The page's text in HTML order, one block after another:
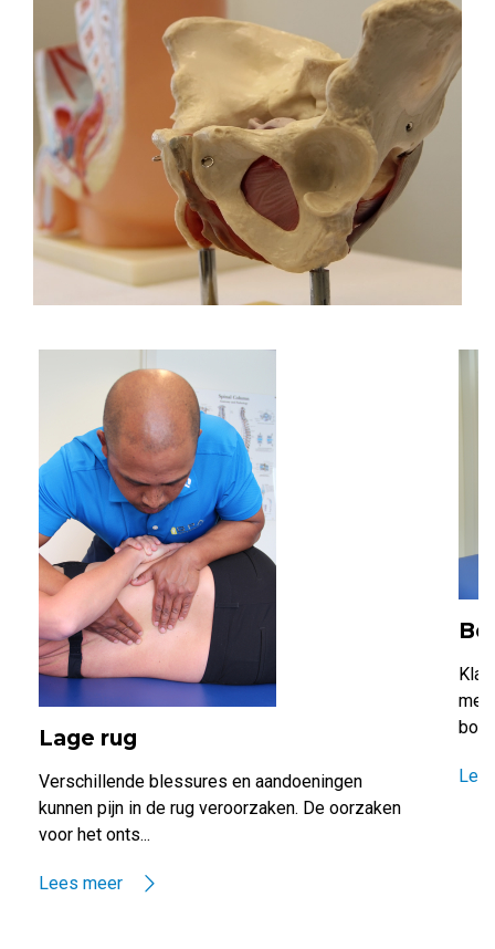
Lage rug
Verschillende blessures en aandoeningen
kunnen pijn in de rug veroorzaken. De oorzaken
voor het onts...
Lees meer